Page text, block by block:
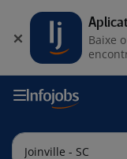
Baixe